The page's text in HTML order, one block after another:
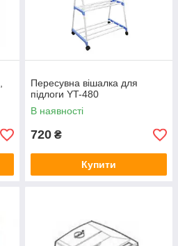
Пересувна вішалка для
підлоги YT-480
В наявності
720 ₴
Купити